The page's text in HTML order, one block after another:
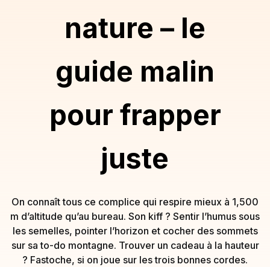
nature – le
guide malin
pour frapper
juste
On connaît tous ce complice qui respire mieux à 1,500
m d’altitude qu’au bureau. Son kiff ? Sentir l’humus sous
les semelles, pointer l’horizon et cocher des sommets
sur sa to-do montagne. Trouver un cadeau à la hauteur
? Fastoche, si on joue sur les trois bonnes cordes.